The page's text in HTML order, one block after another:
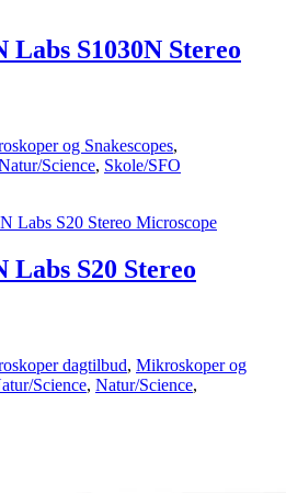
S1030N Stereo
og Snakescopes,
Science, Skole/SFO
Labs S20 Stereo
dagtilbud, Mikroskoper og
Science, Natur/Science,